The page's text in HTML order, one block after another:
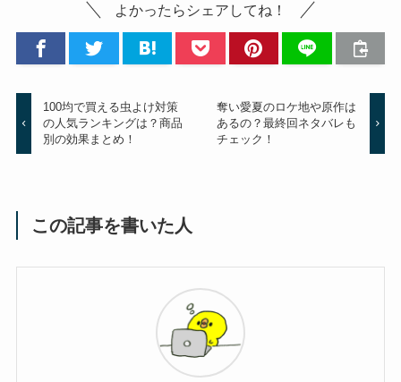
よかったらシェアしてね！
100均で買える虫よけ対策
の人気ランキングは？商品
別の効果まとめ！
奪い愛夏のロケ地や原作は
あるの？最終回ネタバレも
チェック！
この記事を書いた人